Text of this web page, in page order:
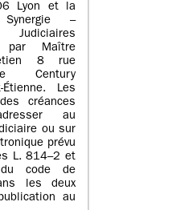
Lyon et la
–
Judiciaires
par Maître
8 rue
Century
Les
créances
au
ou sur
prévu
L. 814–2 et
code de
les deux
au